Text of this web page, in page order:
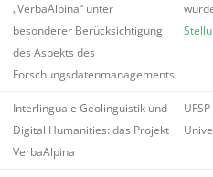
„VerbaAlpina“ unter
besonderer Berücksichtigung
des Aspekts des
Forschungsdatenmanagements
Interlinguale Geolinguistik und
Digital Humanities: das Projekt
VerbaAlpina